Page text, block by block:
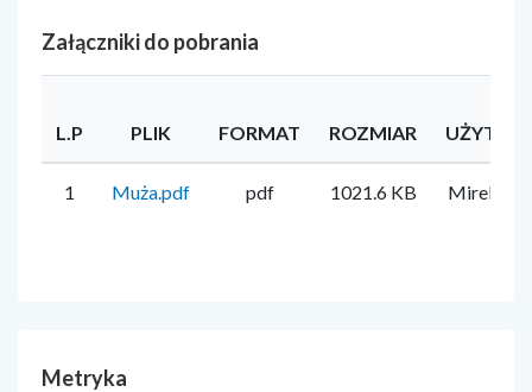
Załączniki do pobrania
L.P PLIK FORMAT ROZMIAR
1 Muża.pdf pdf 1021.6 KB Mirela
Metryka